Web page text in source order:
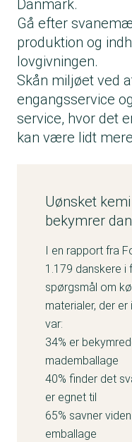
Danmark.
Gå efter
produktion og
lovgivningen.
Skån miljøet ved
engangsservice
service, hvor det
kan være lidt
Uønsket
bekymrer
I en rapport fra
1.179 danskere i
spørgsmål om
materialer, der
var:
34% er
mademballage
40% finder det
er egnet til
65% savner
emballage